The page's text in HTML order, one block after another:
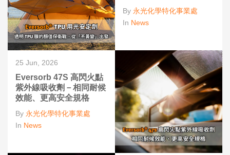
By 永光化學特化事業處
In News
25 Jun, 2026
Eversorb 47S 高閃火點
紫外線吸收劑－相同耐候
效能、更高安全規格
By 永光化學特化事業處
In News